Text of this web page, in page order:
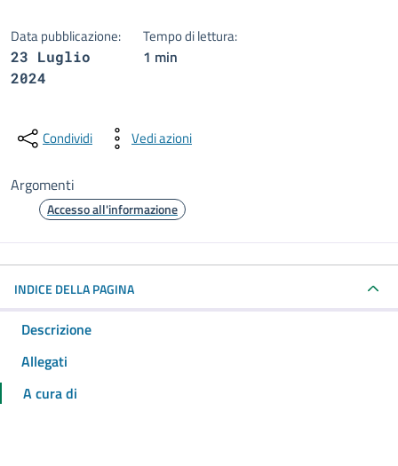
Data pubblicazione:
23 Luglio
2024
Tempo di lettura:
1 min
Condividi Vedi azioni
Argomenti
Accesso all'informazione
INDICE DELLA PAGINA
Descrizione
Allegati
A cura di